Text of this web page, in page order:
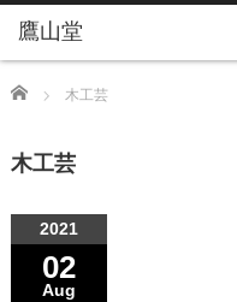
Home 木工芸
木工芸
2021
02
Aug